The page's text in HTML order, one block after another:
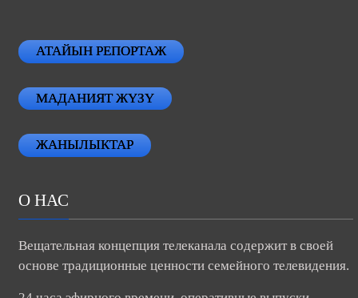
АТАЙЫН РЕПОРТАЖ
МАДАНИЯТ ЖҮЗҮ
ЖАНЫЛЫКТАР
О НАС
Вещательная концепция телеканала содержит в своей
основе традиционные ценности семейного телевидения.